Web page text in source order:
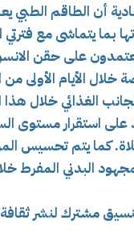
أن الطاقم
بما يتماشى مع
على حقن
خلال الأيام الأولى من
الغذائي خلال
على استقرار مستوى
كما يتم تحسيس
البدني المفرط
مشترك لنشر ثقافة